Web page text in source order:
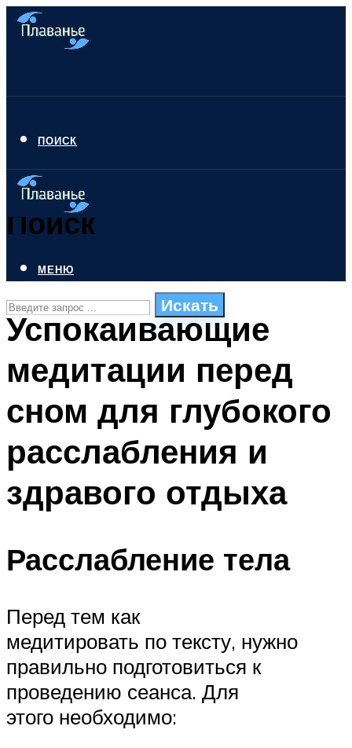
ПОИСК
Поиск
Искать
ПЛАВАНЬЕ ДЛЯ ДЕТЕЙ
БАССЕЙН ДЛЯ ДОМА
ОЧИСТКА БАССЕЙНОВ
МЕНЮ
МЕНЮ
Успокаивающие
медитации перед
сном для глубокого
расслабления и
здравого отдыха
Расслабление тела
Перед тем как
медитировать по тексту, нужно
правильно подготовиться к
проведению сеанса. Для
этого необходимо: